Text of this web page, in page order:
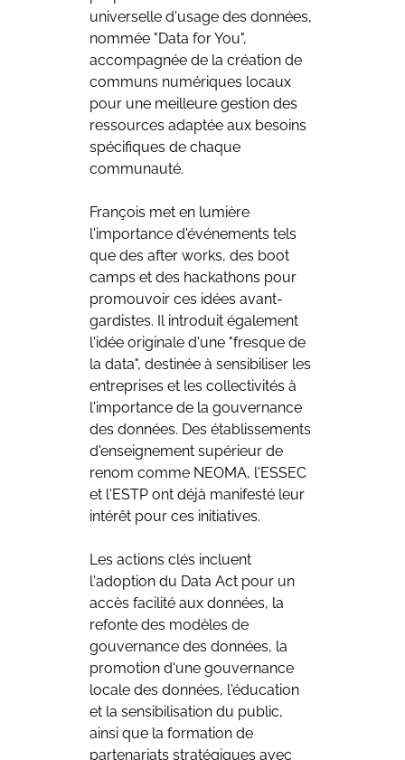
universelle d'usage des données,
nommée "Data for You",
accompagnée de la création de
communs numériques locaux
pour une meilleure gestion des
ressources adaptée aux besoins
spécifiques de chaque
communauté.
François met en lumière
l'importance d'événements tels
que des after works, des boot
camps et des hackathons pour
promouvoir ces idées avant-
gardistes. Il introduit également
l'idée originale d'une "fresque de
la data", destinée à sensibiliser les
entreprises et les collectivités à
l'importance de la gouvernance
des données. Des établissements
d'enseignement supérieur de
renom comme NEOMA, l'ESSEC
et l'ESTP ont déjà manifesté leur
intérêt pour ces initiatives.
Les actions clés incluent
l'adoption du Data Act pour un
accès facilité aux données, la
refonte des modèles de
gouvernance des données, la
promotion d'une gouvernance
locale des données, l'éducation
et la sensibilisation du public,
ainsi que la formation de
partenariats stratégiques avec